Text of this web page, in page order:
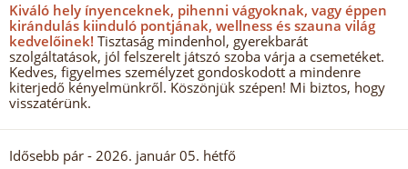
Kiváló hely ínyenceknek, pihenni vágyoknak, vagy éppen
kirándulás kiinduló pontjának, wellness és szauna világ
kedvelőinek! Tisztaság mindenhol, gyerekbarát
szolgáltatások, jól felszerelt játszó szoba várja a csemetéket.
Kedves, figyelmes személyzet gondoskodott a mindenre
kiterjedő kényelmünkről. Köszönjük szépen! Mi biztos, hogy
visszatérünk.
Idősebb pár - 2026. január 05. hétfő